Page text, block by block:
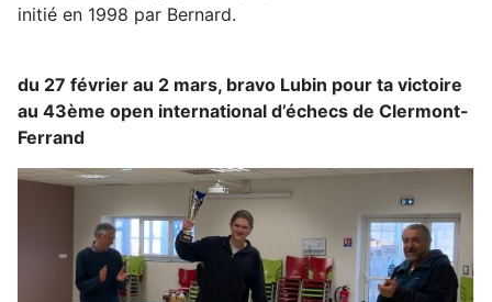
initié en 1998 par Bernard.
du 27 février au 2 mars, bravo Lubin pour ta victoire
au 43ème open international d’échecs de Clermont-
Ferrand